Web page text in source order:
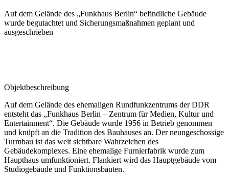
Auf dem Gelände des „Funkhaus Berlin“ befindliche Gebäude
wurde begutachtet und Sicherungsmaßnahmen geplant und
ausgeschrieben
Objektbeschreibung
Auf dem Gelände des ehemaligen Rundfunkzentrums der DDR
entsteht das „Funkhaus Berlin – Zentrum für Medien, Kultur und
Entertainment“. Die Gebäude wurde 1956 in Betrieb genommen
und knüpft an die Tradition des Bauhauses an. Der neungeschossige
Turmbau ist das weit sichtbare Wahrzeichen des
Gebäudekomplexes. Eine ehemalige Furnierfabrik wurde zum
Haupthaus umfunktioniert. Flankiert wird das Hauptgebäude vom
Studiogebäude und Funktionsbauten.